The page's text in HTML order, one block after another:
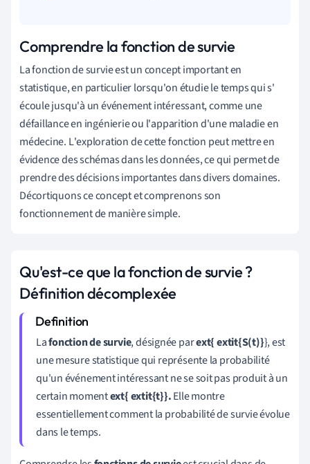
Comprendre la fonction de survie
Lafonctiondesurvieestunconceptimportanten
statistique,en particulierlorsqu'onétudieletempsquis'
écoulejusqu'à unévénementintéressant,commeune
défaillanceen ingénierieou l'apparitiond'unemaladieen
médecine. L'explorationdecettefonction peutmettreen
évidencedesschémasdanslesdonnées,cequi permetde
prendredesdécisionsimportantesdansdiversdomaines.
Décortiquonsceconceptetcomprenonsson
fonctionnementdemanièresimple.
Qu'est-ce que la fonction de survie ?
Définition décomplexée
Lafonction de survie, désignée parext{ extit{S(t)}}, est
une mesure statistique qui représente la probabilité
qu'un événement intéressant ne se soit pas produit à un
certain momentext{ extit{t}}.Elle montre
essentiellement comment la probabilité de survie évolue
dans le temps.